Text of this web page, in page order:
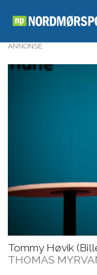
ANNONSE
Tommy Høvik
THOMAS